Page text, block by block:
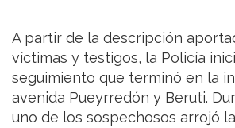
A partir de la descripción
víctimas y testigos, la Policía
seguimiento que terminó en la
avenida Pueyrredón y Beruti.
uno de los sospechosos arrojó